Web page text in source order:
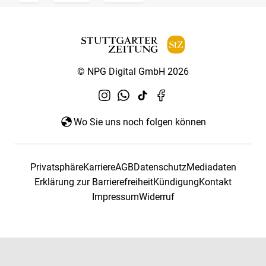
© NPG Digital GmbH 2026
Wo Sie uns noch folgen können
PrivatsphäreKarriereAGBDatenschutzMediadaten
Erklärung zur BarrierefreiheitKündigungKontakt
ImpressumWiderruf